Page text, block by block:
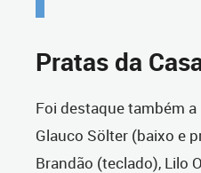
Pratas da
Foi destaque também
Glauco Sölter (baixo e
Brandão (teclado), Lilo